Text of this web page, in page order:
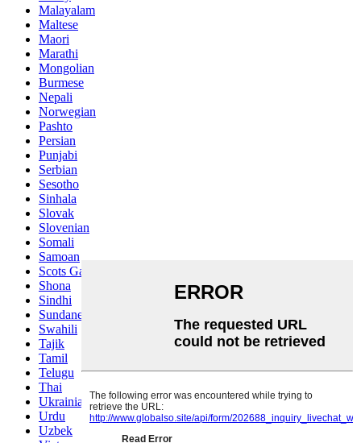
Malayalam
Maltese
Maori
Marathi
Mongolian
Burmese
Nepali
Norwegian
Pashto
Persian
Punjabi
Serbian
Sesotho
Sinhala
Slovak
Slovenian
Somali
Samoan
Scots Gaelic
Shona
Sindhi
Sundanese
Swahili
Tajik
Tamil
Telugu
Thai
Ukrainian
Urdu
Uzbek